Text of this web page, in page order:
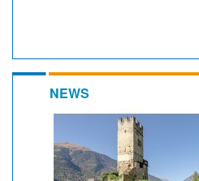
NEWS